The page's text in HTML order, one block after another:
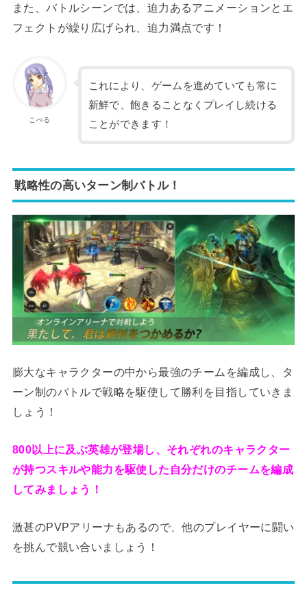
また、バトルシーンでは、迫力あるアニメーションとエ
フェクトが繰り広げられ、迫力満点です！
こぺる
これにより、ゲームを進めていても常に
新鮮で、飽きることなくプレイし続ける
ことができます！
戦略性の高いターン制バトル！
膨大なキャラクターの中から最強のチームを編成し、タ
ーン制のバトルで戦略を駆使して勝利を目指していきま
しょう！
800以上に及ぶ英雄が登場し、それぞれのキャラクター
が持つスキルや能力を駆使した自分だけのチームを編成
してみましょう！
激甚のPVPアリーナもあるので、他のプレイヤーに闘い
を挑んで競い合いましょう！